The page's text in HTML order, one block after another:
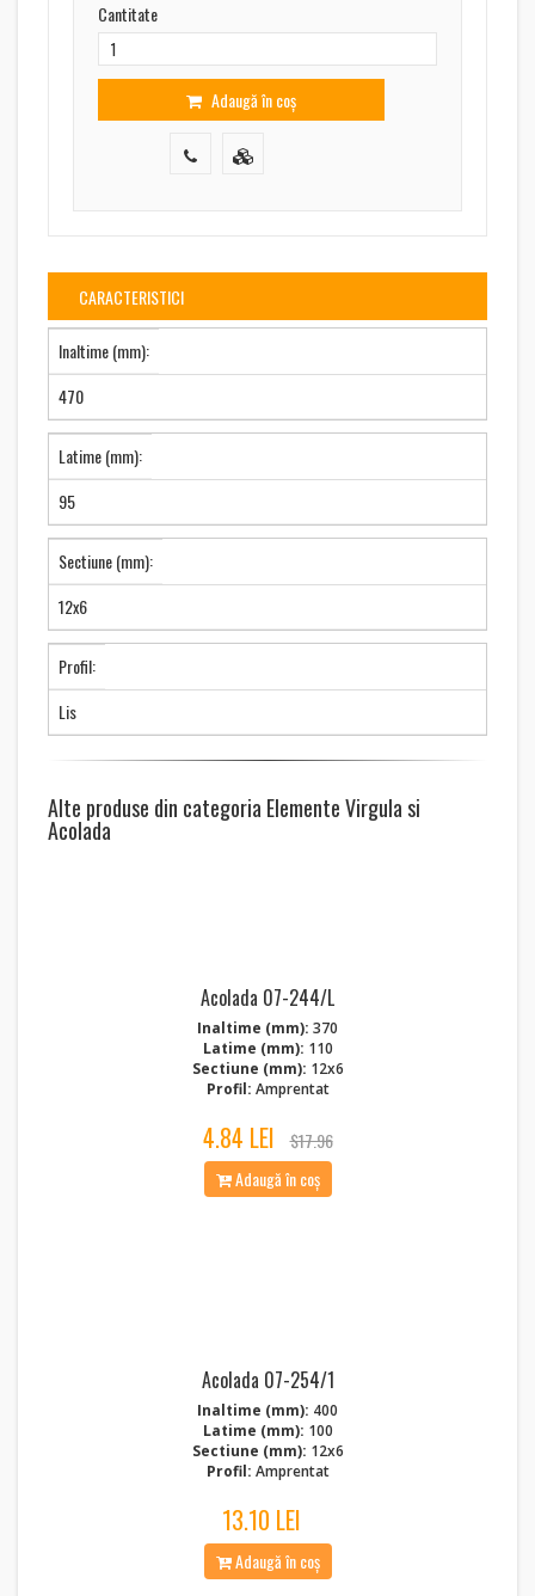
Cantitate
Adaugă în coș
CARACTERISTICI
Inaltime (mm):
470
Latime (mm):
95
Sectiune (mm):
12x6
Profil:
Lis
Alte produse din categoria Elemente Virgula si
Acolada
Acolada 07-244/L
Inaltime (mm): 370
Latime (mm): 110
Sectiune (mm): 12x6
Profil: Amprentat
4.84 LEI
$17.96
Adaugă în coș
Acolada 07-254/1
Inaltime (mm): 400
Latime (mm): 100
Sectiune (mm): 12x6
Profil: Amprentat
13.10 LEI
Adaugă în coș